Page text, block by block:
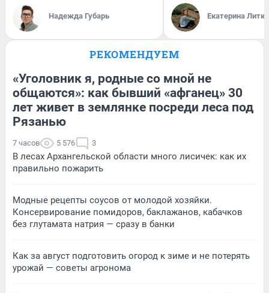
Надежда Губарь Екатерина
РЕКОМЕНДУЕМ
«Уголовник я, родные со мной не
общаются»: как бывший «афганец» 30
лет живет в землянке посреди леса под
Рязанью
7 часов 5 576 3
В лесах Архангельской области много лисичек: как их
правильно пожарить
Модные рецепты соусов от молодой хозяйки.
Консервирование помидоров, баклажанов, кабачков
без глутамата натрия — сразу в банки
Как за август подготовить огород к зиме и не потерять
урожай — советы агронома